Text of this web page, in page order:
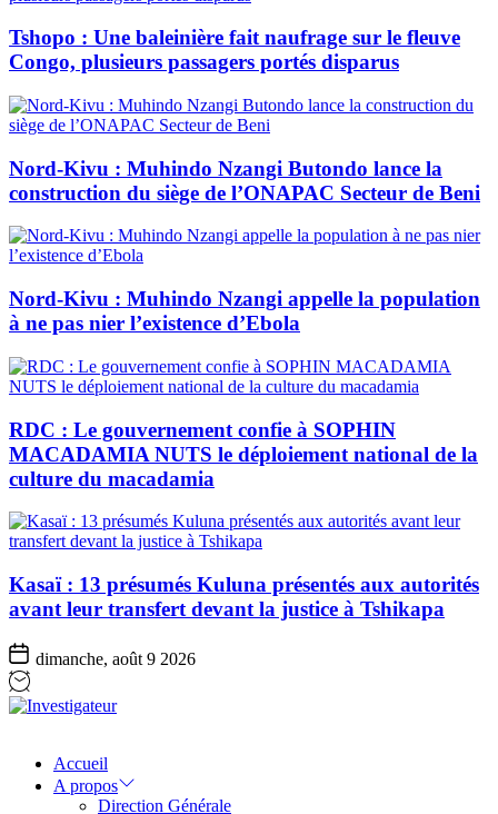
Tshopo : Une baleinière fait naufrage sur le fleuve
Congo, plusieurs passagers portés disparus
Nord-Kivu : Muhindo Nzangi Butondo lance la
construction du siège de l’ONAPAC Secteur de Beni
Nord-Kivu : Muhindo Nzangi appelle la population
à ne pas nier l’existence d’Ebola
RDC : Le gouvernement confie à SOPHIN
MACADAMIA NUTS le déploiement national de la
culture du macadamia
Kasaï : 13 présumés Kuluna présentés aux autorités
avant leur transfert devant la justice à Tshikapa
dimanche, août 9 2026
Accueil
A propos
Direction Générale